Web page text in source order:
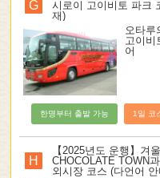
G
시로이 고이비토 파크
재)
오타루
고이비
어
한명부터 출발 가능 1일 코
H
【2025년도 운행】겨
CHOCOLATE TOWN
외시장 코스 (다언어